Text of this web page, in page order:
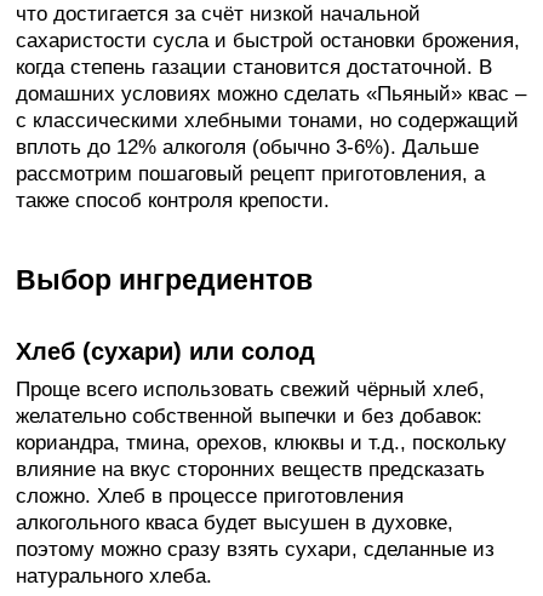
что достигается за счёт низкой начальной
сахаристости сусла и быстрой остановки брожения,
когда степень газации становится достаточной. В
домашних условиях можно сделать «Пьяный» квас –
с классическими хлебными тонами, но содержащий
вплоть до 12% алкоголя (обычно 3-6%). Дальше
рассмотрим пошаговый рецепт приготовления, а
также способ контроля крепости.
Выбор ингредиентов
Хлеб (сухари) или солод
Проще всего использовать свежий чёрный хлеб,
желательно собственной выпечки и без добавок:
кориандра, тмина, орехов, клюквы и т.д., поскольку
влияние на вкус сторонних веществ предсказать
сложно. Хлеб в процессе приготовления
алкогольного кваса будет высушен в духовке,
поэтому можно сразу взять сухари, сделанные из
натурального хлеба.